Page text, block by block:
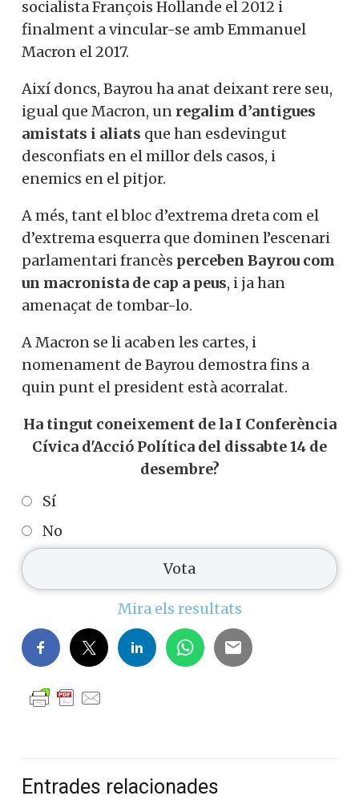
socialista François Hollande el 2012 i
finalment a vincular-se amb Emmanuel
Macron el 2017.
Així doncs, Bayrou ha anat deixant rere seu,
igual que Macron, un regalim d’antigues
amistats i aliats que han esdevingut
desconfiats en el millor dels casos, i
enemics en el pitjor.
A més, tant el bloc d’extrema dreta com el
d’extrema esquerra que dominen l’escenari
parlamentari francès perceben Bayrou com
un macronista de cap a peus, i ja han
amenaçat de tombar-lo.
A Macron se li acaben les cartes, i
nomenament de Bayrou demostra fins a
quin punt el president està acorralat.
Ha tingut coneixement de la I Conferència
Cívica d'Acció Política del dissabte 14 de
desembre?
Sí
No
Mira els resultats
Entrades relacionades